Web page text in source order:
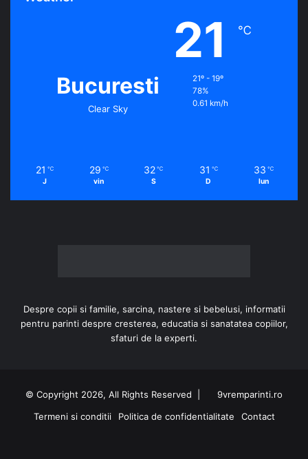
Bucuresti
Clear Sky
21 ℃
21º - 19º
78%
0.61 km/h
21 ℃
J
29 ℃
vin
32 ℃
S
31 ℃
D
33 ℃
lun
Despre copii si familie, sarcina, nastere si bebelusi, informatii
pentru parinti despre cresterea, educatia si sanatatea copiilor,
sfaturi de la experti.
© Copyright 2026, All Rights Reserved |
9vremparinti.ro
Termeni si conditii
Politica de confidentialitate Contact